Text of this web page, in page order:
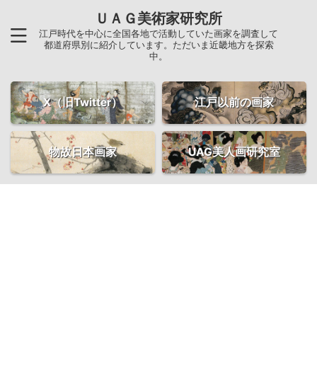
ＵＡＧ美術家研究所
江戸時代を中心に全国各地で活動していた画家を調査して
都道府県別に紹介しています。ただいま近畿地方を探索
中。
X（旧Twitter） 江戸以前の画家
物故日本画家 UAG美人画研究室